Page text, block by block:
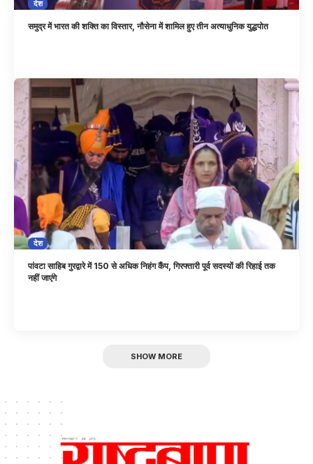
देश
समुद्र में भारत की शक्ति का विस्तार, नौसेना में शामिल हुए तीन अत्याधुनिक युद्धपोत
देश
पांवटा साहिब गुरद्वारे में 150 से अधिक निहंग कैंप, गिरफ्तारी पूर्व सदस्यों की रिहाई तक
नहीं जाएंगे
SHOW MORE